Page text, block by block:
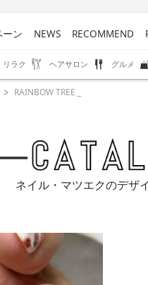
ン NEWS RECOMMEND
リラク ヘアサロン グルメ
RAINBOW TREE _
ネイル・マツエクのデザ